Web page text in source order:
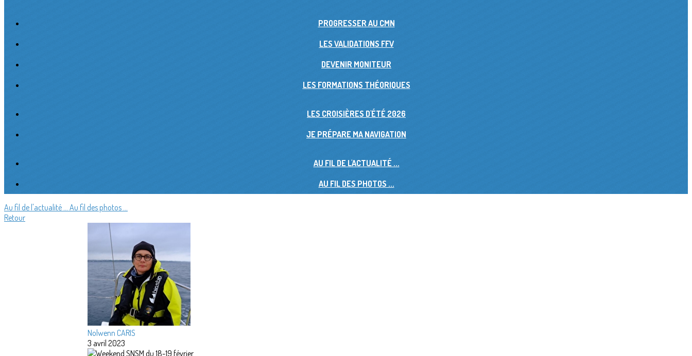
PROGRESSER AU CMN
LES VALIDATIONS FFV
DEVENIR MONITEUR
LES FORMATIONS THÉORIQUES
LES CROISIÈRES D'ÉTÉ 2026
JE PRÉPARE MA NAVIGATION
AU FIL DE L'ACTUALITÉ ...
AU FIL DES PHOTOS ...
Au fil de l'actualité ... Au fil des photos ...
Retour
Nolwenn CARIS
3 avril 2023